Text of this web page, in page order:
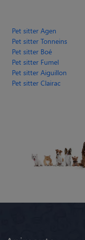
Pet sitter Agen
Pet sitter Tonneins
Pet sitter Boé
Pet sitter Fumel
Pet sitter Aiguillon
Pet sitter Clairac